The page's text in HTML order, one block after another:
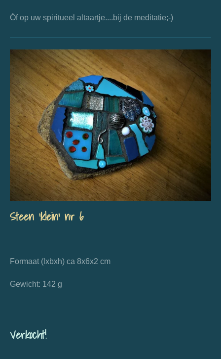
Óf op uw spiritueel altaartje....bij de meditatie;-)
Steen 'klein' nr 6
Formaat (lxbxh) ca 8x6x2 cm
Gewicht: 142 g
Verkocht!